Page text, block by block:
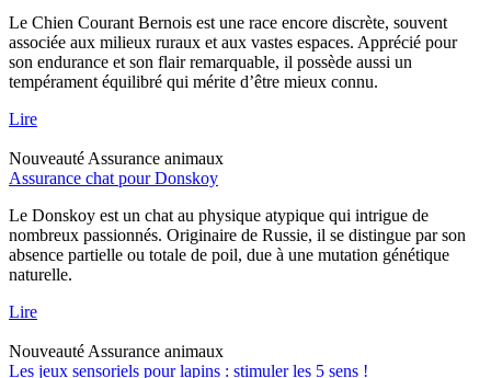
Le Chien Courant Bernois est une race encore discrète, souvent
associée aux milieux ruraux et aux vastes espaces. Apprécié pour
son endurance et son flair remarquable, il possède aussi un
tempérament équilibré qui mérite d’être mieux connu.
Lire
Nouveauté Assurance animaux
Assurance chat pour Donskoy
Le Donskoy est un chat au physique atypique qui intrigue de
nombreux passionnés. Originaire de Russie, il se distingue par son
absence partielle ou totale de poil, due à une mutation génétique
naturelle.
Lire
Nouveauté Assurance animaux
Les jeux sensoriels pour lapins : stimuler les 5 sens !